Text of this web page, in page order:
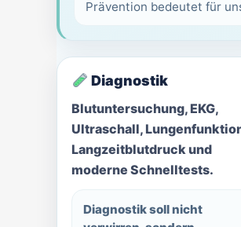
Prävention bedeutet für
Diagnostik
Blutuntersuchung, EKG,
Ultraschall,
Langzeitblutdruck und
moderne Schnelltests.
Diagnostik soll nicht